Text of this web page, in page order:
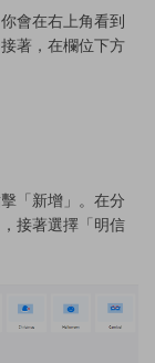
會在右上角看到
著，在欄位下方
「新增」。在分
接著選擇「明信